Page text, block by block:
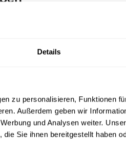
Details
zu personalisieren, Funktionen
Außerdem geben wir
und Analysen weiter.
Sie ihnen bereitgestellt haben